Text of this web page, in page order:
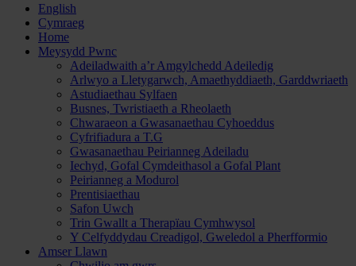
English
Cymraeg
Home
Meysydd Pwnc
Adeiladwaith a’r Amgylchedd Adeiledig
Arlwyo a Lletygarwch, Amaethyddiaeth, Garddwriaeth
Astudiaethau Sylfaen
Busnes, Twristiaeth a Rheolaeth
Chwaraeon a Gwasanaethau Cyhoeddus
Cyfrifiadura a T.G
Gwasanaethau Peirianneg Adeiladu
Iechyd, Gofal Cymdeithasol a Gofal Plant
Peirianneg a Modurol
Prentisiaethau
Safon Uwch
Trin Gwallt a Therapïau Cymhwysol
Y Celfyddydau Creadigol, Gweledol a Pherfformio
Amser Llawn